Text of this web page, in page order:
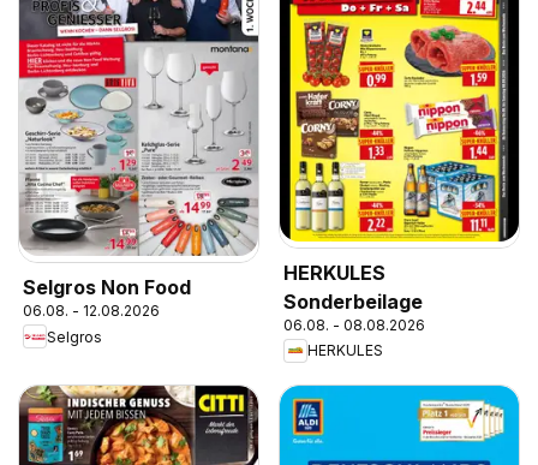
Selgros Non Food
06.08. - 12.08.2026
Selgros
HERKULES
Sonderbeilage
06.08. - 08.08.2026
HERKULES